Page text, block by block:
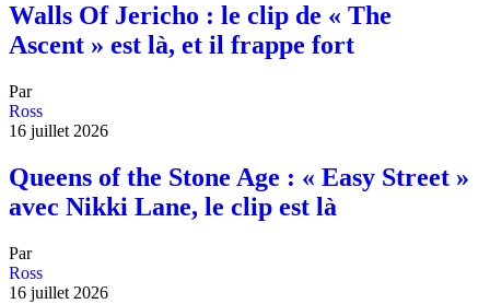
Walls Of Jericho : le clip de « The
Ascent » est là, et il frappe fort
Par
Ross
16 juillet 2026
Queens of the Stone Age : « Easy Street »
avec Nikki Lane, le clip est là
Par
Ross
16 juillet 2026